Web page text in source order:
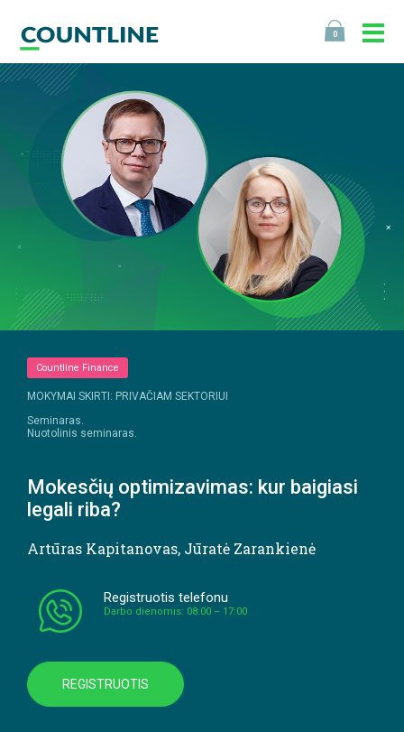
0
Countline Finance
MOKYMAI SKIRTI: PRIVAČIAM SEKTORIUI
Seminaras.
Nuotolinis seminaras.
Mokesčių optimizavimas: kur baigiasi
legali riba?
Artūras Kapitanovas, Jūratė Zarankienė
Registruotis telefonu
Darbo dienomis: 08:00 – 17:00
REGISTRUOTIS